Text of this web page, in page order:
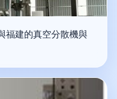
福建的真空分散機與